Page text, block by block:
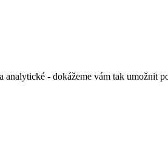
- dokážeme vám tak umožnit